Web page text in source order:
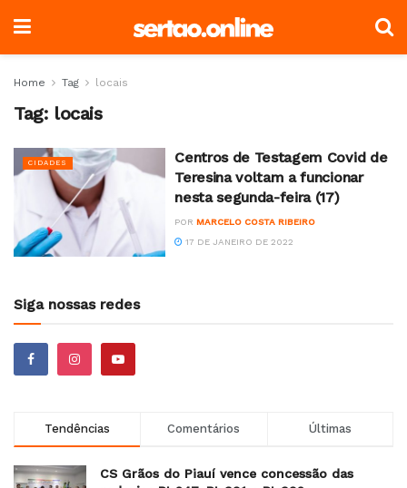
Home Tag locais
Tag: locais
CIDADES
Centros de Testagem Covid de
Teresina voltam a funcionar
nesta segunda-feira (17)
POR MARCELO COSTA RIBEIRO
17 DE JANEIRO DE 2022
Siga nossas redes
Tendências Comentários Últimas
CS Grãos do Piauí vence concessão das